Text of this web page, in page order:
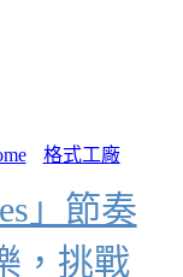
格式工廠
」節奏
，挑戰